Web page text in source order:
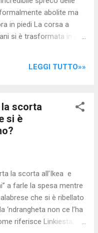
Cosmo-
in tempi molto
circa la deformazione
scosse sismiche di
del territorio
abolite ma
in piedi La corsa a
si è trasformata in un
e altri 162
Un paradosso nato dal
Stato ha azzerato i
organismi e, dall`altro, le
trovare una soluzione
le Comunità
14,9 milioni di euro
mentre i boschi
perché mancano i
LEGGI TUTTO»»
scorta
si è
la scorta all’Ikea e
a farle la spesa mentre
che si è ribellato
‘ndrangheta non ce l’ha
riferisce Linkiesta, è